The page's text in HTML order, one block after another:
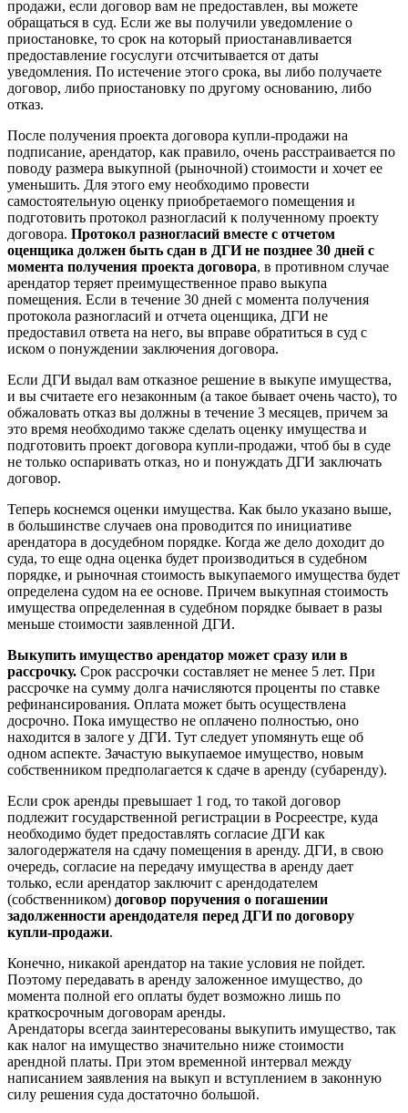
продажи, если договор вам не предоставлен, вы можете
обращаться в суд. Если же вы получили уведомление о
приостановке, то срок на который приостанавливается
предоставление госуслуги отсчитывается от даты
уведомления. По истечение этого срока, вы либо получаете
договор, либо приостановку по другому основанию, либо
отказ.
После получения проекта договора купли-продажи на
подписание, арендатор, как правило, очень расстраивается по
поводу размера выкупной (рыночной) стоимости и хочет ее
уменьшить. Для этого ему необходимо провести
самостоятельную оценку приобретаемого помещения и
подготовить протокол разногласий к полученному проекту
договора. Протокол разногласий вместе с отчетом
оценщика должен быть сдан в ДГИ не позднее 30 дней с
момента получения проекта договора, в противном случае
арендатор теряет преимущественное право выкупа
помещения. Если в течение 30 дней с момента получения
протокола разногласий и отчета оценщика, ДГИ не
предоставил ответа на него, вы вправе обратиться в суд с
иском о понуждении заключения договора.
Если ДГИ выдал вам отказное решение в выкупе имущества,
и вы считаете его незаконным (а такое бывает очень часто), то
обжаловать отказ вы должны в течение 3 месяцев, причем за
это время необходимо также сделать оценку имущества и
подготовить проект договора купли-продажи, чтоб бы в суде
не только оспаривать отказ, но и понуждать ДГИ заключать
договор.
Теперь коснемся оценки имущества. Как было указано выше,
в большинстве случаев она проводится по инициативе
арендатора в досудебном порядке. Когда же дело доходит до
суда, то еще одна оценка будет производиться в судебном
порядке, и рыночная стоимость выкупаемого имущества будет
определена судом на ее основе. Причем выкупная стоимость
имущества определенная в судебном порядке бывает в разы
меньше стоимости заявленной ДГИ.
Выкупить имущество арендатор может сразу или в
рассрочку. Срок рассрочки составляет не менее 5 лет. При
рассрочке на сумму долга начисляются проценты по ставке
рефинансирования. Оплата может быть осуществлена
досрочно. Пока имущество не оплачено полностью, оно
находится в залоге у ДГИ. Тут следует упомянуть еще об
одном аспекте. Зачастую выкупаемое имущество, новым
собственником предполагается к сдаче в аренду (субаренду).
Если срок аренды превышает 1 год, то такой договор
подлежит государственной регистрации в Росреестре, куда
необходимо будет предоставлять согласие ДГИ как
залогодержателя на сдачу помещения в аренду. ДГИ, в свою
очередь, согласие на передачу имущества в аренду дает
только, если арендатор заключит с арендодателем
(собственником) договор поручения о погашении
задолженности арендодателя перед ДГИ по договору
купли-продажи.
Конечно, никакой арендатор на такие условия не пойдет.
Поэтому передавать в аренду заложенное имущество, до
момента полной его оплаты будет возможно лишь по
краткосрочным договорам аренды.
Арендаторы всегда заинтересованы выкупить имущество, так
как налог на имущество значительно ниже стоимости
арендной платы. При этом временной интервал между
написанием заявления на выкуп и вступлением в законную
силу решения суда достаточно большой.